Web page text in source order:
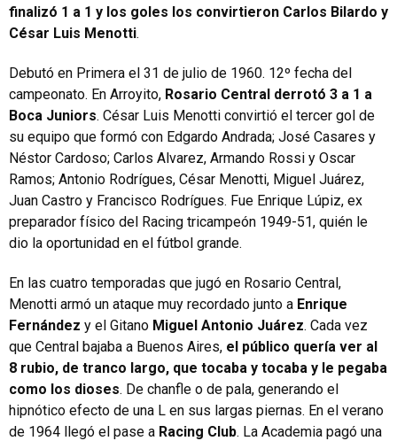
finalizó 1 a 1 y los goles los convirtieron Carlos Bilardo y
César Luis Menotti.
Debutó en Primera el 31 de julio de 1960. 12º fecha del
campeonato. En Arroyito, Rosario Central derrotó 3 a 1 a
Boca Juniors. César Luis Menotti convirtió el tercer gol de
su equipo que formó con Edgardo Andrada; José Casares y
Néstor Cardoso; Carlos Alvarez, Armando Rossi y Oscar
Ramos; Antonio Rodrígues, César Menotti, Miguel Juárez,
Juan Castro y Francisco Rodrígues. Fue Enrique Lúpiz, ex
preparador físico del Racing tricampeón 1949-51, quién le
dio la oportunidad en el fútbol grande.
En las cuatro temporadas que jugó en Rosario Central,
Menotti armó un ataque muy recordado junto a Enrique
Fernández y el Gitano Miguel Antonio Juárez. Cada vez
que Central bajaba a Buenos Aires, el público quería ver al
8 rubio, de tranco largo, que tocaba y tocaba y le pegaba
como los dioses. De chanfle o de pala, generando el
hipnótico efecto de una L en sus largas piernas. En el verano
de 1964 llegó el pase a Racing Club. La Academia pagó una